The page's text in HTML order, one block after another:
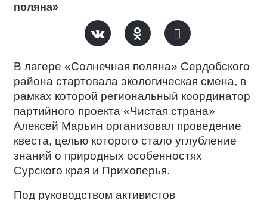
поляна»
В лагере «Солнечная поляна» Сердобского
района стартовала экологическая смена, в
рамках которой региональный координатор
партийного проекта «Чистая страна»
Алексей Марьин организовал проведение
квеста, целью которого стало углубление
знаний о природных особенностях
Сурского края и Прихоперья.
Под руководством активистов